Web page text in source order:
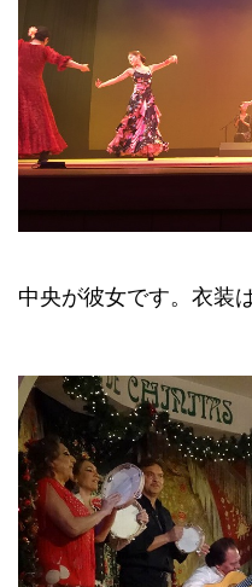
中央が彼女です。衣装